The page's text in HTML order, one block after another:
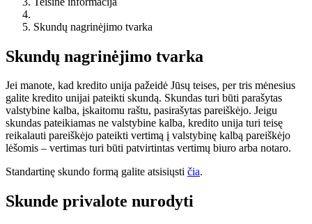
Skundų nagrinėjimo tvarka
Skundų nagrinėjimo tvarka
Jei manote, kad kredito unija pažeidė Jūsų teises, per tris mėnesius
galite kredito unijai pateikti skundą. Skundas turi būti parašytas
valstybine kalba, įskaitomu raštu, pasirašytas pareiškėjo. Jeigu
skundas pateikiamas ne valstybine kalba, kredito unija turi teisę
reikalauti pareiškėjo pateikti vertimą į valstybinę kalbą pareiškėjo
lėšomis – vertimas turi būti patvirtintas vertimų biuro arba notaro.
Standartinę skundo formą galite atsisiųsti čia.
Skunde privalote nurodyti